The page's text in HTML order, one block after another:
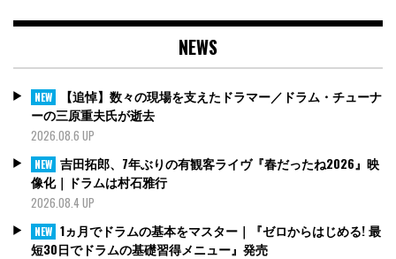
NEWS
NEW
【追悼】数々の現場を支えたドラマー／ドラム・チューナ
ーの三原重夫氏が逝去
2026.08.6 UP
NEW 吉田拓郎、7年ぶりの有観客ライヴ『春だったね2026』映
像化｜ドラムは村石雅行
2026.08.4 UP
NEW 1ヵ月でドラムの基本をマスター｜『ゼロからはじめる! 最
短30日でドラムの基礎習得メニュー』発売